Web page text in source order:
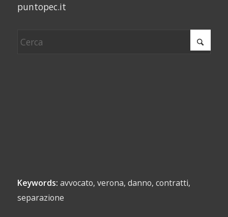
puntopec.it
Keywords: avvocato, verona, danno, contratti,
separazione